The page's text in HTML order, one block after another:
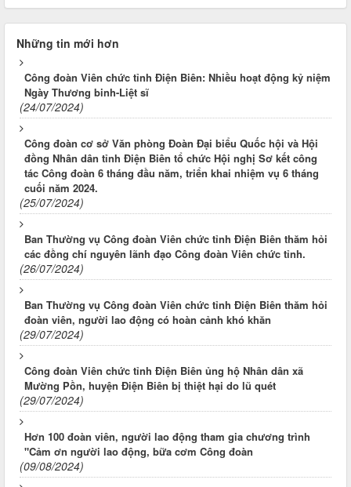
Những tin mới hơn
Công đoàn Viên chức tỉnh Điện Biên: Nhiều hoạt động kỷ niệm
Ngày Thương binh-Liệt sĩ
(24/07/2024)
Công đoàn cơ sở Văn phòng Đoàn Đại biểu Quốc hội và Hội
đồng Nhân dân tỉnh Điện Biên tổ chức Hội nghị Sơ kết công
tác Công đoàn 6 tháng đầu năm, triển khai nhiệm vụ 6 tháng
cuối năm 2024.
(25/07/2024)
Ban Thường vụ Công đoàn Viên chức tỉnh Điện Biên thăm hỏi
các đồng chí nguyên lãnh đạo Công đoàn Viên chức tỉnh.
(26/07/2024)
Ban Thường vụ Công đoàn Viên chức tỉnh Điện Biên thăm hỏi
đoàn viên, người lao động có hoàn cảnh khó khăn
(29/07/2024)
Công đoàn Viên chức tỉnh Điện Biên ủng hộ Nhân dân xã
Mường Pồn, huyện Điện Biên bị thiệt hại do lũ quét
(29/07/2024)
Hơn 100 đoàn viên, người lao động tham gia chương trình
"Cảm ơn người lao động, bữa cơm Công đoàn
(09/08/2024)